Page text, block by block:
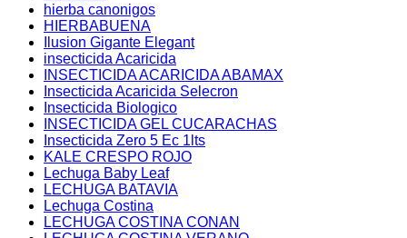
hierba canonigos
HIERBABUENA
Ilusion Gigante Elegant
insecticida Acaricida
INSECTICIDA ACARICIDA ABAMAX
Insecticida Acaricida Selecron
Insecticida Biologico
INSECTICIDA GEL CUCARACHAS
Insecticida Zero 5 Ec 1lts
KALE CRESPO ROJO
Lechuga Baby Leaf
LECHUGA BATAVIA
Lechuga Costina
LECHUGA COSTINA CONAN